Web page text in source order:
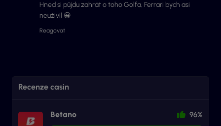
Hned si půjdu zahrát o toho Golfa, Ferrari bych asi
neuživil 😀
Reagovat
Recenze casin
Betano 96%